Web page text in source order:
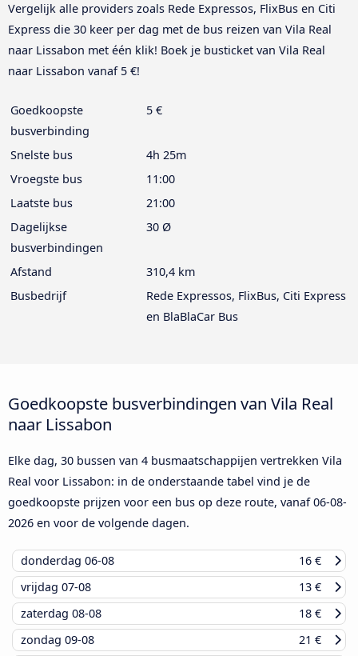
Vergelijk alle providers zoals Rede Expressos, FlixBus en Citi
Express die 30 keer per dag met de bus reizen van Vila Real
naar Lissabon met één klik! Boek je busticket van Vila Real
naar Lissabon vanaf 5 €!
Goedkoopste
busverbinding
5 €
Snelste bus
4h 25m
Vroegste bus
11:00
Laatste bus
21:00
Dagelijkse
busverbindingen
30 Ø
Afstand
310,4 km
Busbedrijf
Rede Expressos, FlixBus, Citi Express
en BlaBlaCar Bus
Goedkoopste busverbindingen van Vila Real
naar Lissabon
Elke dag, 30 bussen van 4 busmaatschappijen vertrekken Vila
Real voor Lissabon: in de onderstaande tabel vind je de
goedkoopste prijzen voor een bus op deze route, vanaf06-08-
2026 en voor de volgende dagen.
donderdag 06-08
16 €
vrijdag 07-08
13 €
zaterdag 08-08
18 €
zondag 09-08
21 €